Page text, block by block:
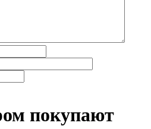
покупают